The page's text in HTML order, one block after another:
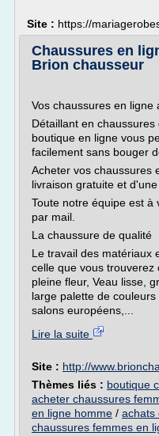
Site : https://
Chaussures en
Brion chausseur
Vos chaussures en ligne
Détaillant en
boutique en ligne vous
facilement sans bouger
Acheter vos chaussures
livraison gratuite et
Toute notre équipe est
par mail.
La chaussure de qualité
Le travail des matériaux
celle que vous trouverez
pleine fleur, Veau lisse,
large palette de
salons européens,...
Lire la suite
Site : http://
Thèmes liés : boutique
acheter chaussures
en ligne homme / achats
chaussures femmes en